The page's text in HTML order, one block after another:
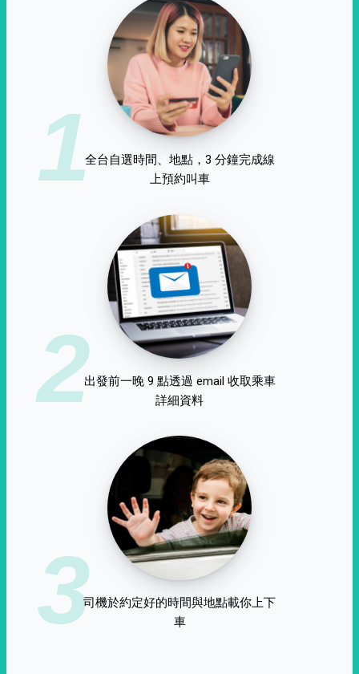
1全台自選時間、地點，3 分鐘完成線
上預約叫車
2出發前一晚 9 點透過 email 收取乘車
詳細資料
3司機於約定好的時間與地點載你上下
車